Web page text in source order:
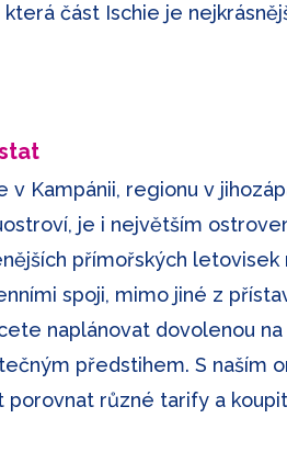
část Ischie je
v Kampánii, regionu v
je i největším
přímořských letovisek
spoji, mimo jiné z
naplánovat dovolenou
předstihem. S
porovnat různé tarify a